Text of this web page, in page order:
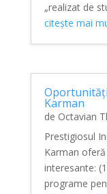
„realizat de
citește mai
Karman
de Octavian
Prestigiosul
Karman
interesante:
programe